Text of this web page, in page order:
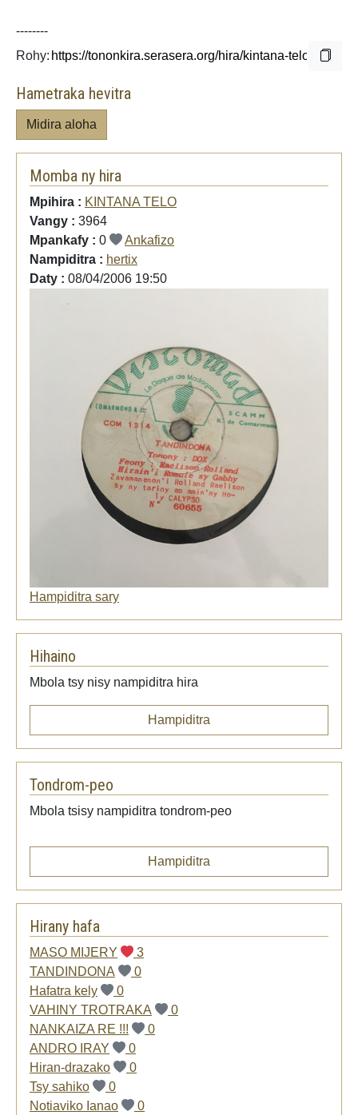
--------
Rohy:
Hametraka hevitra
Midira aloha
Momba ny hira
Mpihira : KINTANA TELO
Vangy : 3964
Mpankafy : 0
Ankafizo
Nampiditra : hertix
Daty : 08/04/2006 19:50
Hampiditra sary
Hihaino
Mbola tsy nisy nampiditra hira
Hampiditra
Tondrom-peo
Mbola tsisy nampiditra tondrom-peo
Hampiditra
Hirany hafa
MASO MIJERY
3
TANDINDONA
0
Hafatra kely
0
VAHINY TROTRAKA
0
NANKAIZA RE !!!
0
ANDRO IRAY
0
Hiran-drazako
0
Tsy sahiko
0
Notiaviko Ianao
0